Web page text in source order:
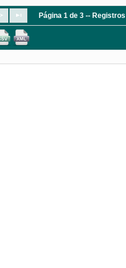
Página 1 de 3 --